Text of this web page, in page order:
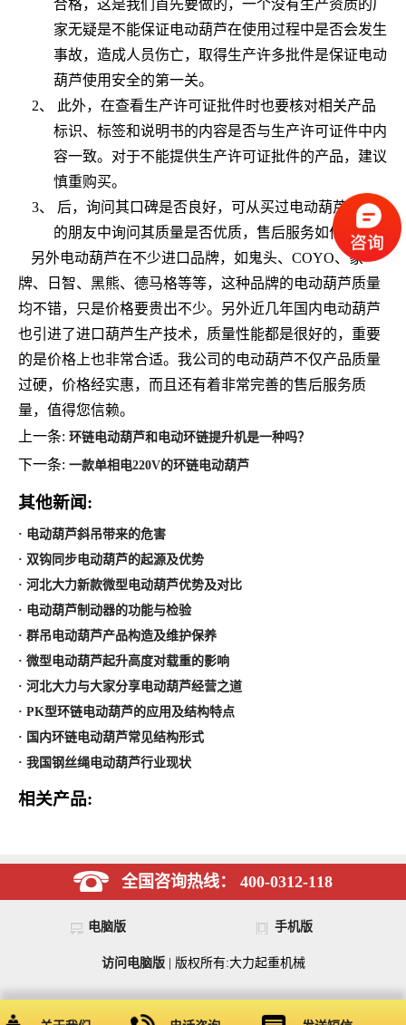
合格，这是我们首先要做的，一个没有生产资质的厂
家无疑是不能保证电动葫芦在使用过程中是否会发生
事故，造成人员伤亡，取得生产许多批件是保证电动
葫芦使用安全的第一关。
2、
此外，在查看生产许可证批件时也要核对相关产品
标识、标签和说明书的内容是否与生产许可证件中内
容一致。对于不能提供生产许可证批件的产品，建议
慎重购买。
3、 后，询问其口碑是否良好，可从买过电动葫芦产品
的朋友中询问其质量是否优质，售后服务如何。
另外电动葫芦在不少进口品牌，如鬼头、 COYO、象
牌、日智、黑熊、德马格等等，这种品牌的电动葫芦质量
均不错，只是价格要贵出不少。另外近几年国内电动葫芦
也引进了进口葫芦生产技术，质量性能都是很好的，重要
的是价格上也非常合适。我公司的电动葫芦不仅产品质量
过硬，价格经实惠，而且还有着非常完善的售后服务质
量，值得您信赖。
上一条: 环链电动葫芦和电动环链提升机是一种吗？
下一条: 一款单相电220V的环链电动葫芦
其他新闻:
· 电动葫芦斜吊带来的危害
· 双钩同步电动葫芦的起源及优势
· 河北大力新款微型电动葫芦优势及对比
· 电动葫芦制动器的功能与检验
· 群吊电动葫芦产品构造及维护保养
· 微型电动葫芦起升高度对载重的影响
· 河北大力与大家分享电动葫芦经营之道
· PK型环链电动葫芦的应用及结构特点
· 国内环链电动葫芦常见结构形式
· 我国钢丝绳电动葫芦行业现状
相关产品:
全国咨询热线： 400-0312-118
电脑版 手机版
访问电脑版| 版权所有:大力起重机械